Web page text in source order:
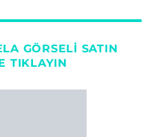
GÖRSELI SATIN
TIKLAYIN